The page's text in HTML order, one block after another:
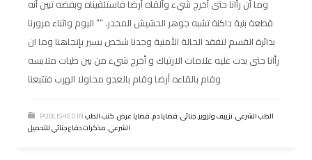
وما أن رأانا حتى أخرج شيء وألقاه أرضا فاستلقيناه وبفضه تبين أنه
قطعة بنية داكنة تشبه جوهر الحشيش المخدر. “” اليوم واثناء مرورنا
بدائرة القسم لتفقد الحالة الأمنية وجدنا شخص يسير بإتجاهنا وما ان
رأانا حتى بدت عليه علامات الارتباك و أخرج شيء من بين طيات ملابسه
وقام بالقاءه أرضا وقام بالعدو محاولا الهرب فتتبعنا
PUBLISHED IN الطب الشرعي,تزييف وتزوير,جنائى,قضايا دم,قضايا عرض,كتب الطب
الشرعي,مذكرات دفاع جنائي للتحميل